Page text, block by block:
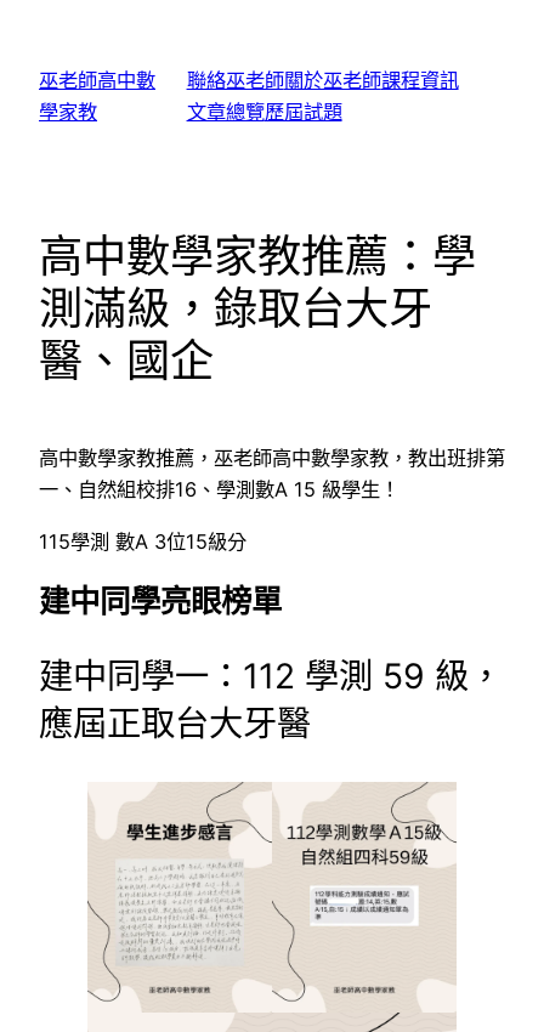
巫老師高中數
學家教
聯絡巫老師關於巫老師課程資訊
文章總覽歷屆試題
高中數學家教推薦：學
測滿級，錄取台大牙
醫、國企
高中數學家教推薦，巫老師高中數學家教，教出班排第
一、自然組校排16、學測數A 15 級學生！
115學測 數A 3位15級分
建中同學亮眼榜單
建中同學一：112 學測 59 級，
應屆正取台大牙醫